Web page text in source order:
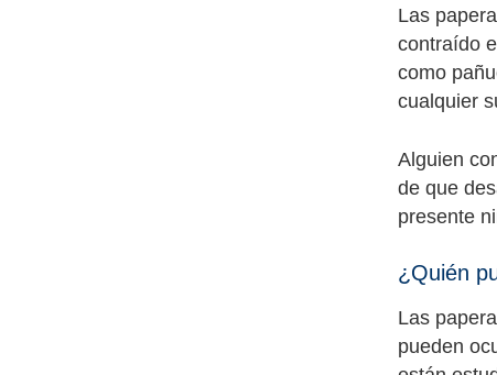
Las
contraído
como
cualquier
Alguien
de que
presente
¿Quién
Las
pueden